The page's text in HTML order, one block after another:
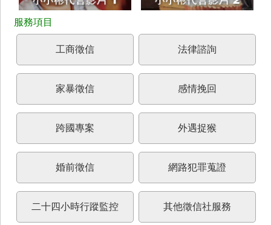
工商徵信 法律諮詢
家暴徵信 感情挽回
跨國專案 外遇捉猴
婚前徵信 網路犯罪蒐證
二十四小時行蹤監控 其他徵信社服務